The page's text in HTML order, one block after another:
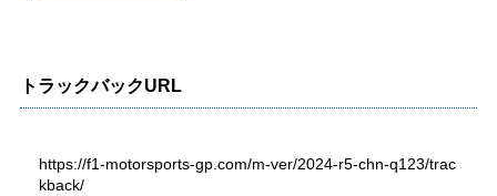
トラックバックURL
https://f1-motorsports-gp.com/m-ver/2024-r5-chn-q123/trac
kback/